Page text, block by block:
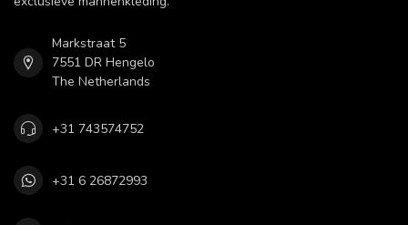
Markstraat 5
7551 DR Hengelo
The Netherlands
+31 743574752
+31 6 26872993